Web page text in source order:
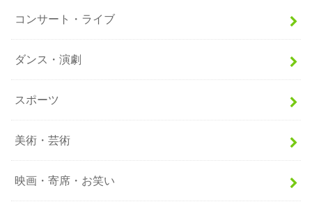
コンサート・ライブ
ダンス・演劇
スポーツ
美術・芸術
映画・寄席・お笑い